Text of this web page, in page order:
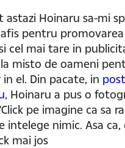
astazi Hoinaru sa-mi
pentru promovarea
cel mai tare in
misto de oameni
in el. Din pacate, in
, Hoinaru a pus o
pe imagine ca sa
intelege nimic. Asa
mai jos